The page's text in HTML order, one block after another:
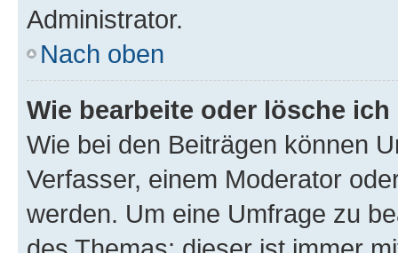
Administrator.
Nach oben
Wie bearbeite oder lösche
Wie bei den Beiträgen können
Verfasser, einem Moderator
werden. Um eine Umfrage zu